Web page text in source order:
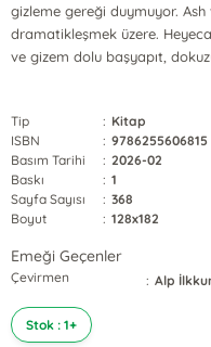
gizleme gereği duymuyor. Ash
dramatikleşmek üzere.
ve gizem dolu başyapıt,
Tip : Kitap
ISBN
: 9786255606815
Basım Tarihi
: 2026-02
Baskı
: 1
Sayfa Sayısı
: 368
Boyut
: 128x182
Emeği Geçenler
Çevirmen : Alp
Stok : 1+